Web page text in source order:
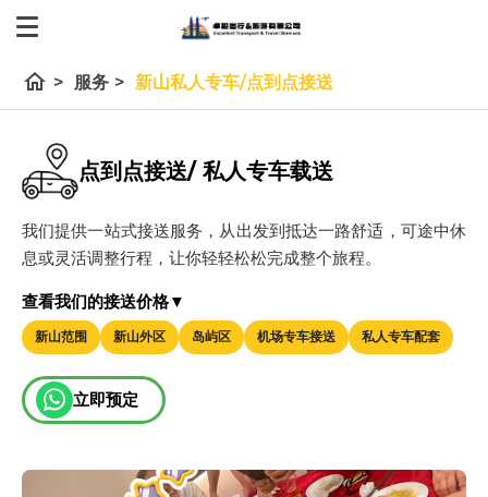
home > 服务 > 新山私人专车/点到点接送
点到点接送/ 私人专车载送
我们提供一站式接送服务，从出发到抵达一路舒适，可途中休
息或灵活调整行程，让你轻轻松松完成整个旅程。
查看我们的接送价格▼
新山范围 新山外区 岛屿区 机场专车接送 私人专车配套
立即预定